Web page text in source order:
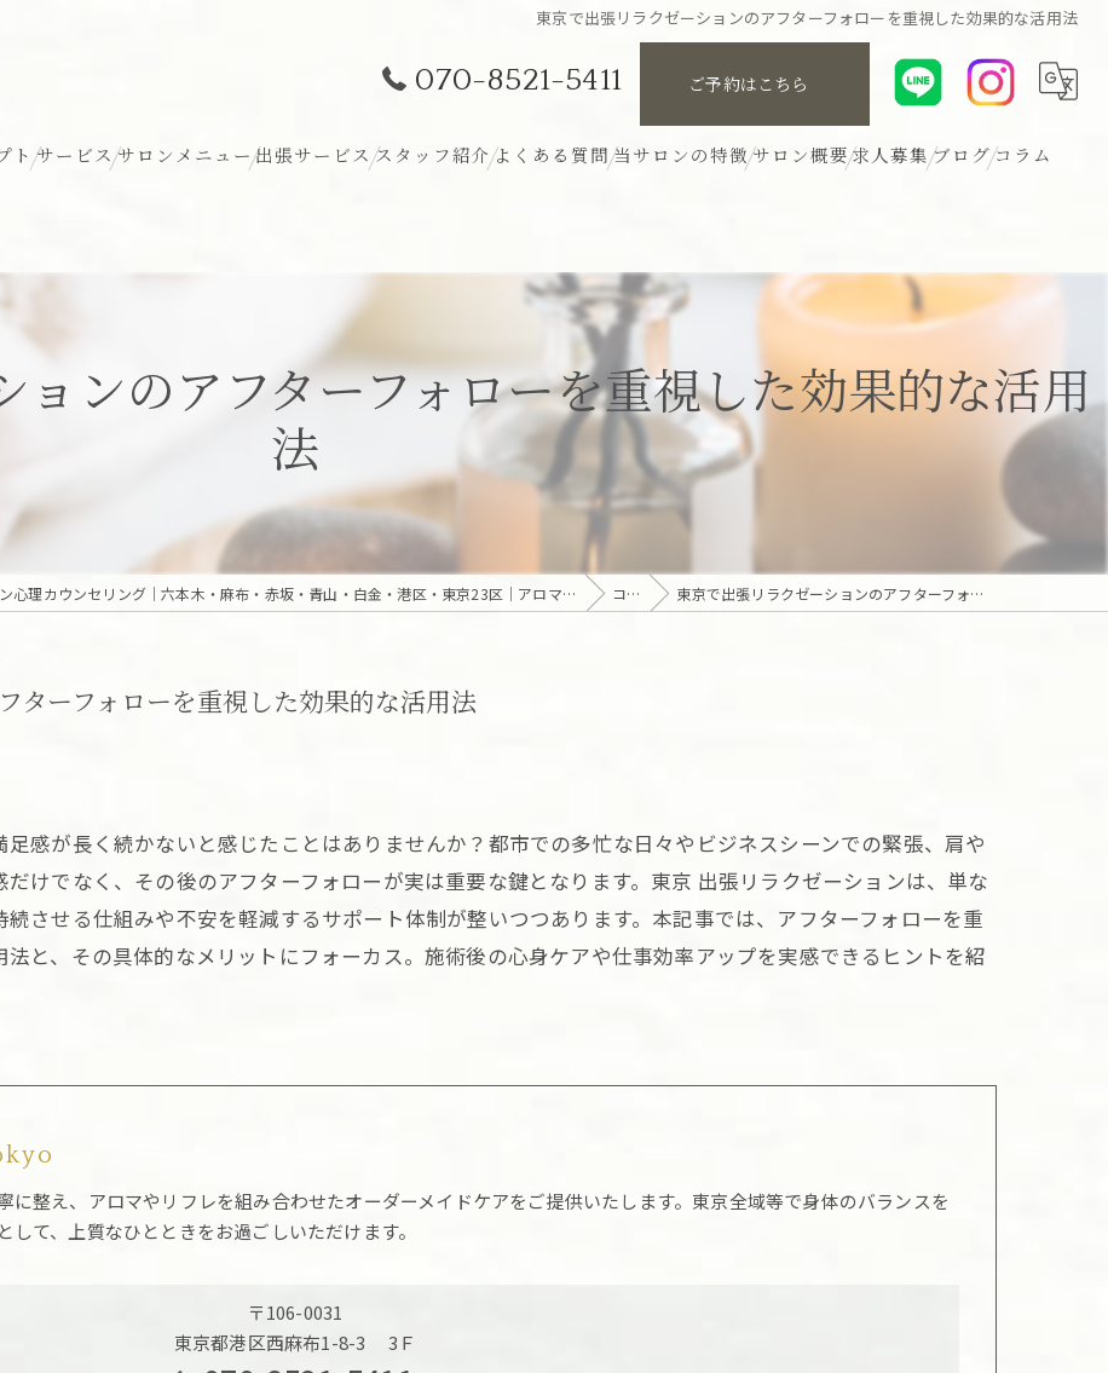
東京で出張リラクゼーションのアフターフォローを重視した効果的な活用法
070-8521-5411 ご予約はこちら
ト サービス サロンメニュー 出張サービス スタッフ紹介 よくある質問 当サロンの特徴
アロマ
ヘッド
サロン概要 求人募集 ブログコラム
ョンのアフターフォローを重視した効果的な活用
法
東京の高級出張・訪問｜マッサージ・エステ・オンライン心理カウンセリング｜六本木・麻布・赤坂・青山・白金・港区・東京23区｜アロマオイルとディープリンパで贅沢なひとときを「Camellia Tokyo（カメリア東京）」 コラム 東京で出張リラクゼーションのアフターフォローを重視した効果的な活用法
ターフォローを重視した効果的な活用法
感が長く続かないと感じたことはありませんか？都市での多忙な日々やビジネスシーンでの緊張、肩や
けでなく、その後のアフターフォローが実は重要な鍵となります。東京 出張リラクゼーションは、単な
させる仕組みや不安を軽減するサポート体制が整いつつあります。本記事では、アフターフォローを重
と、その具体的なメリットにフォーカス。施術後の心身ケアや仕事効率アップを実感できるヒントを紹
に整え、アロマやリフレを組み合わせたオーダーメイドケアをご提供いたします。東京全域等で身体のバランスを
して、上質なひとときをお過ごしいただけます。
〒106-0031
東京都港区西麻布1-8-3 3Ｆ